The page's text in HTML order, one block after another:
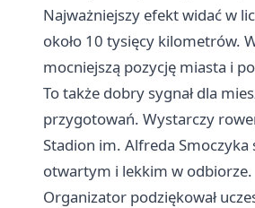
Najważniejszy efekt widać w
około 10 tysięcy kilometrów.
mocniejszą pozycję miasta i
To także dobry sygnał dla
przygotowań. Wystarczy
Stadion im. Alfreda Smoczyka
otwartym i lekkim w odbiorze.
Organizator podziękował